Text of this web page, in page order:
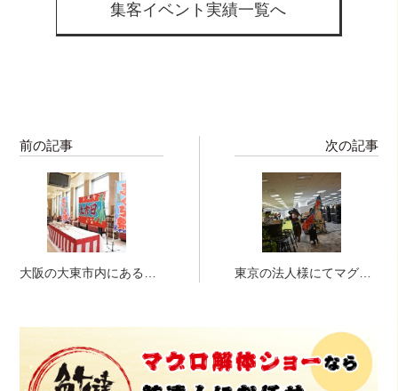
集客イベント実績一覧へ
前の記事
大阪の大東市内にあるパ
次の記事
東京の法人様にてマグロ